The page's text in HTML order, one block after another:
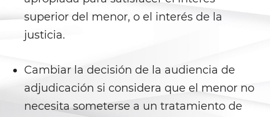
Audiencias de Transferencia
menor puede ser juzgado
como adulto
Derechos de Los Padres en Los
Casos de Menores de Edad
superior del menor, o el interés de la
justicia.
Cambiar la decisión de la audiencia de
adjudicación si considera que el menor no
necesita someterse a un tratamiento de